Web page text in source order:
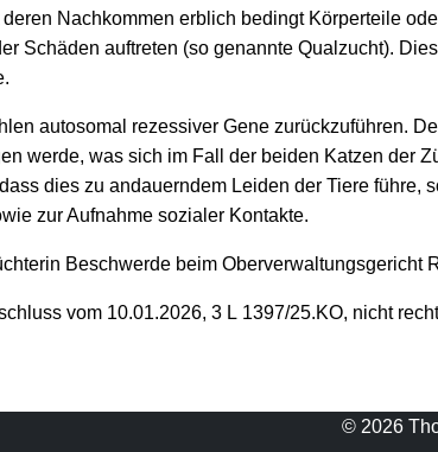
Nachkommen erblich bedingt Körperteile
Schäden auftreten (so genannte Qualzucht).
autosomal rezessiver Gene zurückzuführen.
werde, was sich im Fall der beiden Katzen der
dies zu andauerndem Leiden der Tiere
zur Aufnahme sozialer Kontakte.
Beschwerde beim Oberverwaltungsgericht
vom 10.01.2026, 3 L 1397/25.KO, nicht
© 2026